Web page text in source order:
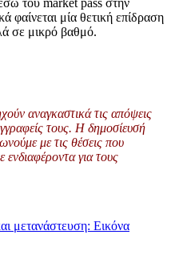
φαίνεται μία θετική επίδραση
σε μικρό βαθμό.
αναγκαστικά τις απόψεις
τους. Η δημοσίευσή
με τις θέσεις που
ενδιαφέροντα για τους
μετανάστευση: Εικόνα